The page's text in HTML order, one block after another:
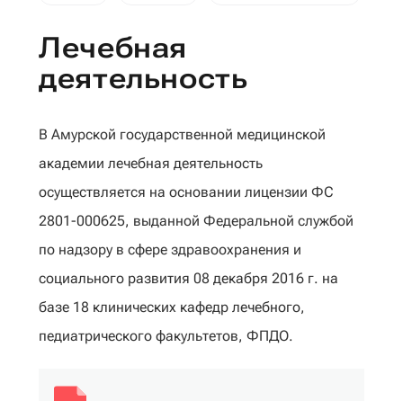
Лечебная
деятельность
В Амурской государственной медицинской
академии лечебная деятельность
осуществляется на основании лицензии ФС
2801-000625, выданной Федеральной службой
по надзору в сфере здравоохранения и
социального развития 08 декабря 2016 г. на
базе 18 клинических кафедр лечебного,
педиатрического факультетов, ФПДО.